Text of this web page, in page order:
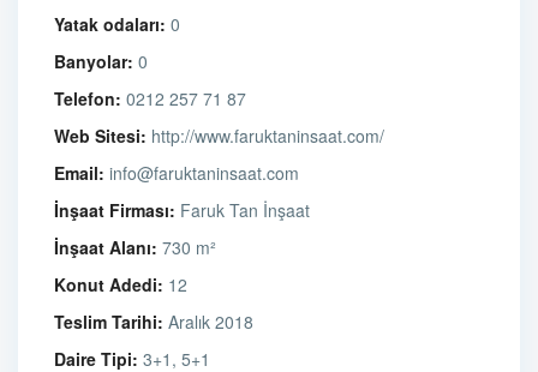
Yatak odaları: 0
Banyolar: 0
Telefon: 0212 257 71 87
Web Sitesi: http://www.faruktaninsaat.com/
Email: info@faruktaninsaat.com
İnşaat Firması: Faruk Tan İnşaat
İnşaat Alanı: 730 m²
Konut Adedi: 12
Teslim Tarihi: Aralık 2018
Daire Tipi: 3+1, 5+1